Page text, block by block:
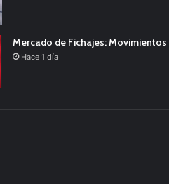
Mercado de Fichajes:
Hace 1 día